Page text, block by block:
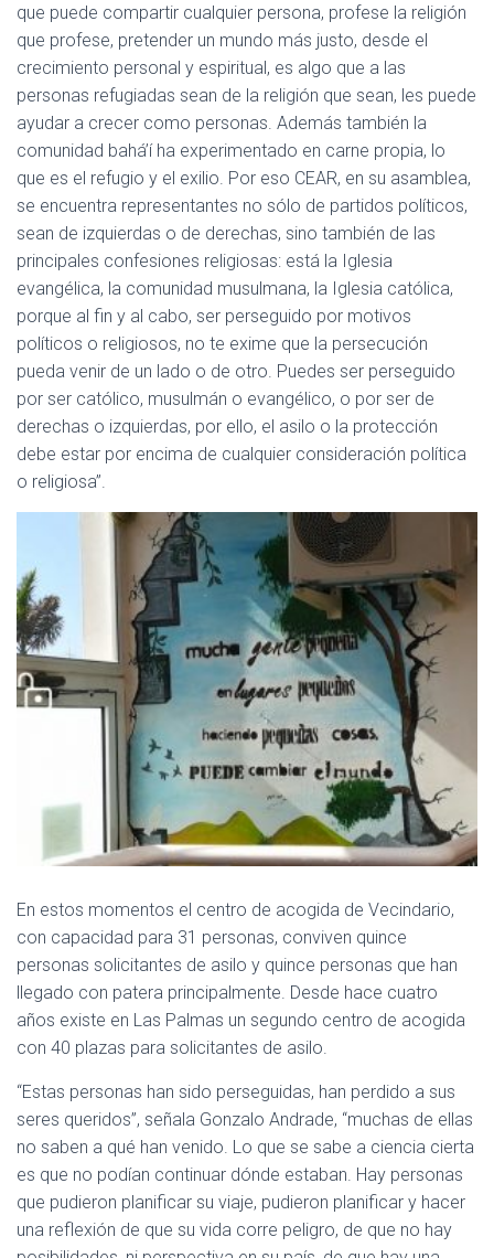
que puede compartir cualquier persona, profese la religión
que profese, pretender un mundo más justo, desde el
crecimiento personal y espiritual, es algo que a las
personas refugiadas sean de la religión que sean, les puede
ayudar a crecer como personas. Además también la
comunidad bahá’í ha experimentado en carne propia, lo
que es el refugio y el exilio. Por eso CEAR, en su asamblea,
se encuentra representantes no sólo de partidos políticos,
sean de izquierdas o de derechas, sino también de las
principales confesiones religiosas: está la Iglesia
evangélica, la comunidad musulmana, la Iglesia católica,
porque al fin y al cabo, ser perseguido por motivos
políticos o religiosos, no te exime que la persecución
pueda venir de un lado o de otro. Puedes ser perseguido
por ser católico, musulmán o evangélico, o por ser de
derechas o izquierdas, por ello, el asilo o la protección
debe estar por encima de cualquier consideración política
o religiosa”.
En estos momentos el centro de acogida de Vecindario,
con capacidad para 31 personas, conviven quince
personas solicitantes de asilo y quince personas que han
llegado con patera principalmente. Desde hace cuatro
años existe en Las Palmas un segundo centro de acogida
con 40 plazas para solicitantes de asilo.
“Estas personas han sido perseguidas, han perdido a sus
seres queridos”, señala Gonzalo Andrade, “muchas de ellas
no saben a qué han venido. Lo que se sabe a ciencia cierta
es que no podían continuar dónde estaban. Hay personas
que pudieron planificar su viaje, pudieron planificar y hacer
una reflexión de que su vida corre peligro, de que no hay